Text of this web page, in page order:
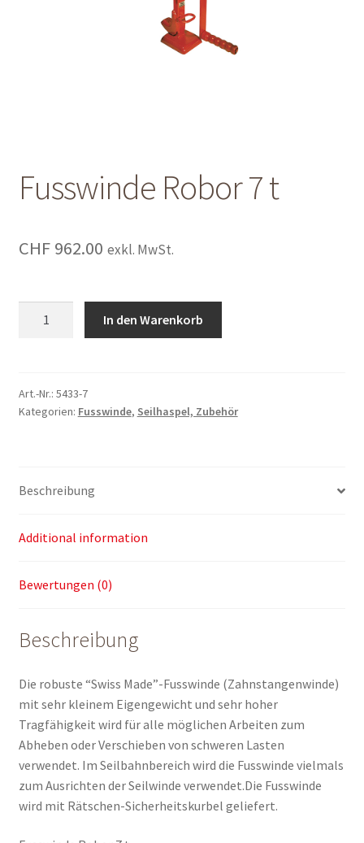
Warenkorb
Fusswinde Robor 7 t
CHF962.00 exkl. MwSt.
quantity
In den Warenkorb
Art.-Nr.: 5433-7
Kategorien: Fusswinde, Seilhaspel, Zubehör
Beschreibung
Additional information
Bewertungen (0)
Beschreibung
Die robuste “Swiss Made”-Fusswinde (Zahnstangenwinde)
mit sehr kleinem Eigengewicht und sehr hoher
Tragfähigkeit wird für alle möglichen Arbeiten zum
Abheben oder Verschieben von schweren Lasten
verwendet. Im Seilbahnbereich wird die Fusswinde vielmals
zum Ausrichten der Seilwinde verwendet.Die Fusswinde
wird mit Rätschen-Sicherheitskurbel geliefert.